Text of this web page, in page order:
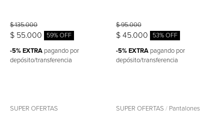
$ 135.000
$ 55.000
59% OFF
-5% EXTRA pagando por
depósito/transferencia
$ 95.000
$ 45.000
53% OFF
-5% EXTRApagando por
depósito/transferencia
SUPER OFERTAS SUPER OFERTAS /Pantalones